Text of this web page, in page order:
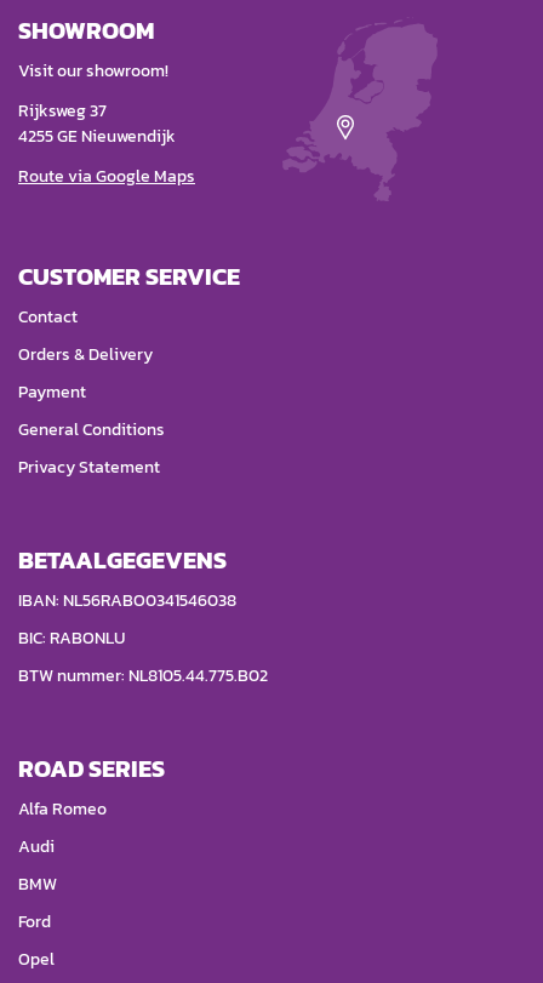
SHOWROOM
Visit our showroom!
Rijksweg 37
4255 GE Nieuwendijk
Route via Google Maps
CUSTOMER SERVICE
Contact
Orders & Delivery
Payment
General Conditions
Privacy Statement
BETAALGEGEVENS
IBAN: NL56RABO0341546038
BIC: RABONLU
BTW nummer: NL8105.44.775.B02
ROAD SERIES
Alfa Romeo
Audi
BMW
Ford
Opel